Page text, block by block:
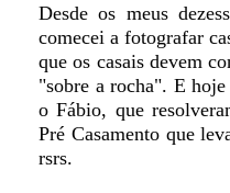
Desde os meus
comecei a fotografar
que os casais devem
"sobre a rocha". E
o Fábio, que
Pré Casamento que
rsrs.